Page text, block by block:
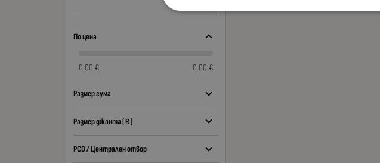
По цена
0.00 € 0.00 €
Размер гума
Размер джанта ( R )
PCD / Централен отвор